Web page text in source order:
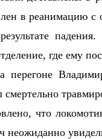
в реанимацию
где ему
что
неожиданно